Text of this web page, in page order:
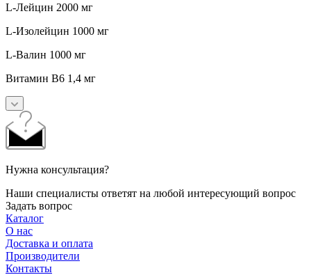
L-Лейцин 2000 мг
L-Изолейцин 1000 мг
L-Валин 1000 мг
Витамин В6 1,4 мг
Нужна консультация?
Наши специалисты ответят на любой интересующий вопрос
Задать вопрос
Каталог
О нас
Доставка и оплата
Производители
Контакты